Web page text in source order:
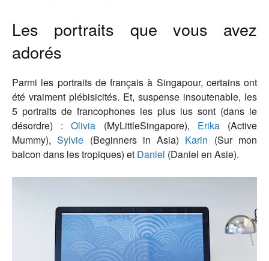
Les portraits que vous avez
adorés
Parmi les portraits de français à Singapour, certains ont
été vraiment plébisicités. Et, suspense insoutenable, les
5 portraits de francophones les plus lus sont (dans le
désordre) :Olivia (MyLittleSingapore), Erika(Active
Mummy),Sylvie (Beginners in Asia) Karin (Sur mon
balcon dans les tropiques) et Daniel (Daniel en Asie).